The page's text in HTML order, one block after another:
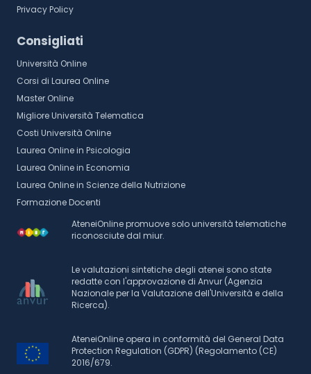
Privacy Policy
Consigliati
Università Online
Corsi di Laurea Online
Master Online
Migliore Università Telematica
Costi Università Online
Laurea Online in Psicologia
Laurea Online in Economia
Laurea Online in Scienze della Nutrizione
Formazione Docenti
AteneiOnline promuove solo università telematiche
riconosciute dal miur.
Le valutazioni sintetiche degli atenei sono state
redatte con l'approvazione di Anvur (Agenzia
Nazionale per la Valutazione dell'Università e della
Ricerca).
AteneiOnline opera in conformità del General Data
Protection Regulation (GDPR) (Regolamento (CE)
2016/679.